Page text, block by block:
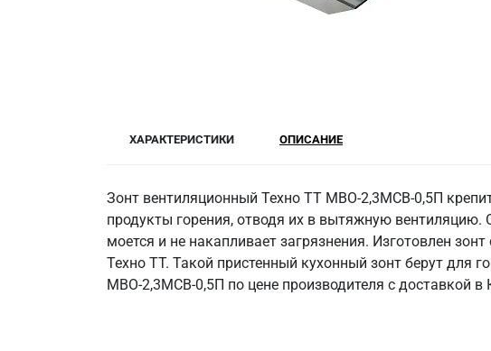
ХАРАКТЕРИСТИКИ ОПИСАНИЕ
Зонт вентиляционный Техно ТТ МВО-2,3МСВ-0,5П
продукты горения, отводя их в вытяжную
моется и не накапливает загрязнения. Изготовлен
Техно ТТ. Такой пристенный кухонный зонт берут для
МВО-2,3МСВ-0,5П по цене производителя с доставкой в